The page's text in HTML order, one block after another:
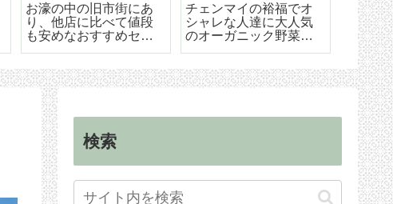
「90日レポート」を提
出する
チェンマイ（タイ）長
期滞在生活のためのリ
タイヤメント（NON-
【
マイ空
ド 降
ら市内
手続き
検索